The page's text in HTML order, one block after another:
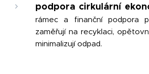
podpora cirkulární
rámec a finanční podpora
zaměřují na recyklaci,
minimalizují odpad.